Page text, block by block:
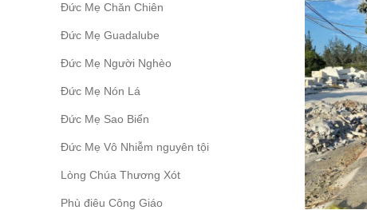
Đức Mẹ Chăn Chiên
Đức Mẹ Guadalube
Đức Mẹ Người Nghèo
Đức Mẹ Nón Lá
Đức Mẹ Sao Biển
Đức Mẹ Vô Nhiễm nguyên tội
Lòng Chúa Thương Xót
Phù điêu Công Giáo